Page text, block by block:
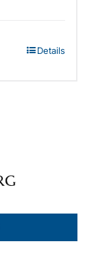
Details